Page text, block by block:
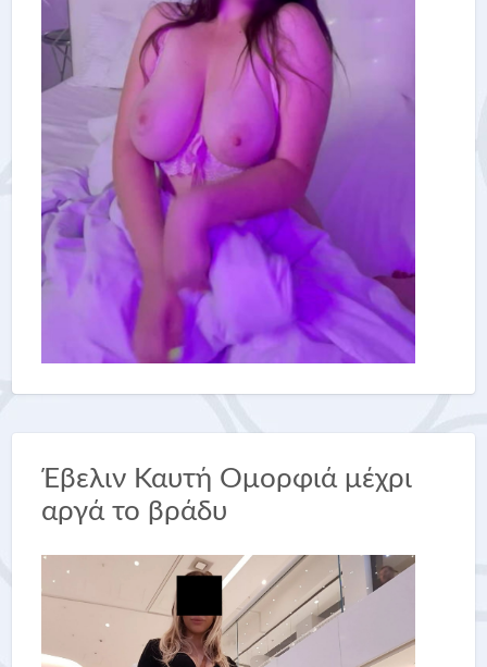
Έβελιν Καυτή Ομορφιά μέχρι
αργά το βράδυ